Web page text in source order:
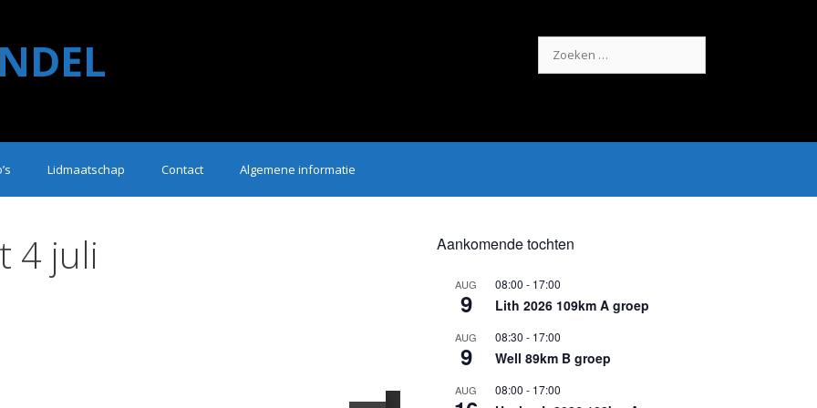
naar:
Lidmaatschap Contact Algemene informatie
4 juli Aankomende tochten
AUG
9
08:00 - 17:00
Lith 2026 109km A groep
AUG
9
08:30 - 17:00
Well 89km B groep
AUG 08:00 - 17:00